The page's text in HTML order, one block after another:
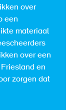
over
een
materiaal
over een
en
zorgen dat